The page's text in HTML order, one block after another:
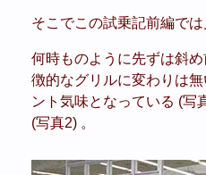
そこでこの試乗記前編で
何時ものように先ずは斜
徴的なグリルに変わりは
ント気味となっている (写
(写真2) 。